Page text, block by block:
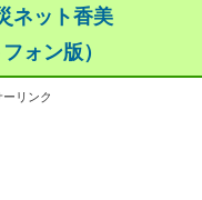
ネット香美
ォン版）
ーリンク